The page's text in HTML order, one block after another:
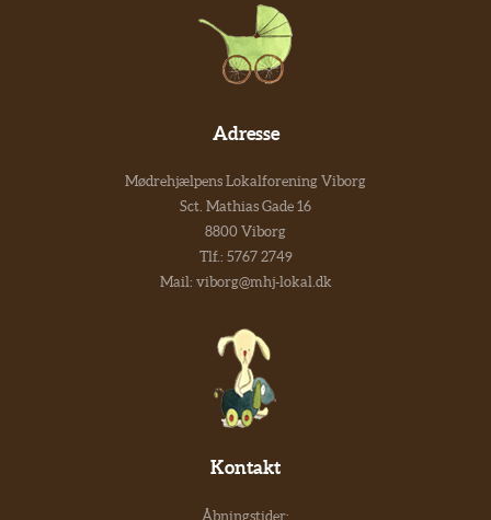
Adresse
Mødrehjælpens Lokalforening Viborg
Sct. Mathias Gade 16
8800 Viborg
Tlf.: 5767 2749
Mail: viborg@mhj-lokal.dk
Kontakt
Åbningstider: